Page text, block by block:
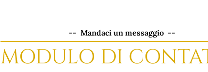
-- Mandaci un messaggio --
MODULO DI